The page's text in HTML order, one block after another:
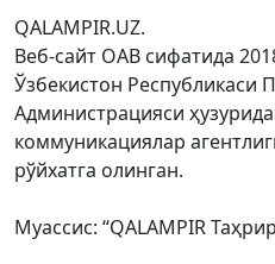
QALAMPIR.UZ.
Веб-сайт ОАВ сифатида
Ўзбекистон Республикаси
Администрацияси
коммуникациялар
рўйхатга олинган.
Муассис: “QALAMPIR